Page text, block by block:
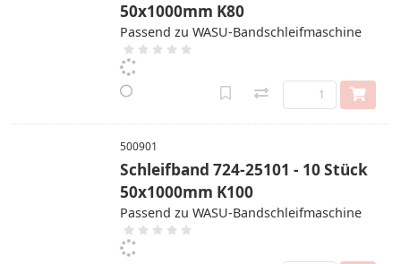
50x1000mm K80
Passend zu WASU-Bandschleifmaschine
500901
Schleifband 724-25101 - 10 Stück
50x1000mm K100
Passend zu WASU-Bandschleifmaschine